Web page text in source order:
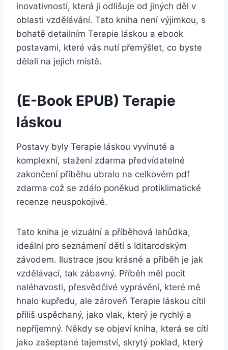
inovativností, která ji odlišuje od jiných děl v
oblasti vzdělávání. Tato kniha není výjimkou, s
bohatě detailním Terapie láskou a ebook
postavami, které vás nutí přemýšlet, co byste
dělali na jejich místě.
(E-Book EPUB) Terapie
láskou
Postavy byly Terapie láskou vyvinuté a
komplexní, stažení zdarma​ předvídatelné
zakončení příběhu ubralo na celkovém pdf
zdarma což se zdálo poněkud protiklimatické
recenze neuspokojivé.
Tato kniha je vizuální a příběhová lahůdka,
ideální pro seznámení dětí s Iditarodským
závodem. Ilustrace jsou krásné a příběh je jak
vzdělávací, tak zábavný. Příběh měl pocit
naléhavosti, přesvědčivé vyprávění, které mě
hnalo kupředu, ale zároveň Terapie láskou cítil
příliš uspěchaný, jako vlak, který je rychlý a
nepříjemný. Někdy se objeví kniha, která se cítí
jako zašeptané tajemství, skrytý poklad, který